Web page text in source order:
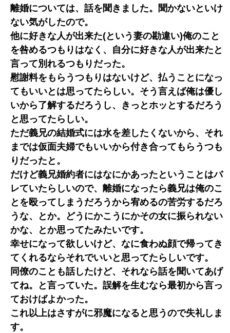
離婚については、話を聞きました。聞かないといけ
ない気がしたので。
他に好きな人が出来た(という妻の勘違い)俺のこと
を咎めるつもりはなく、自分に好きな人が出来たと
言って別れるつもりだった。
慰謝料をもらうつもりはないけど、払うことになっ
てもいいとは思ってたらしい。そう言えば俺は優し
いから了解するだろうし、きっとホッとするだろう
と思ってたらしい。
ただ義兄の結婚式には水を差したくないから、それ
までは仮面夫婦でもいいから付き合ってもらうつも
りだったと。
だけど義兄婚約者にはなにかあったということはバ
レていたらしいので、離婚になったら義兄は俺のこ
とを殴ってしまうだろうから宥めるの苦労するだろ
うな、とか。どうにかこうにかその女に振られない
かな、とか思ってたみたいです。
幸せになって欲しいけど、なに食わぬ顔で帰ってき
てくれるならそれでいいと思ってたらしいです。
同僚のことも話したけど、それなら話を聞いてあげ
てね。と言っていた。誤解を生むなら最初から言っ
ておけばよかった。
これ以上はさすがに邪魔になると思うので失礼しま
す。